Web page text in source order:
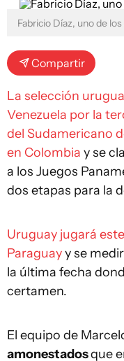
Fabricio Díaz, uno de
Compartir
La selección
Venezuela por la
del Sudamericano
en Colombia y se
a los Juegos
dos etapas para la
Uruguay jugará
Paraguayy se
la última fecha
certamen.
El equipo de
amonestadosque